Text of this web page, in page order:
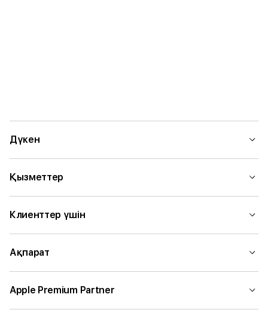
Дүкен
Қызметтер
Клиенттер үшін
Ақпарат
Apple Premium Partner